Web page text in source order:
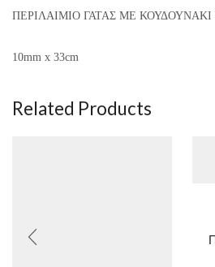
ΠΕΡΙΛΑΙΜΙΟ ΓΑΤΑΣ ΜΕ ΚΟΥΔΟΥΝΑΚΙ
10mm x 33cm
Related Products